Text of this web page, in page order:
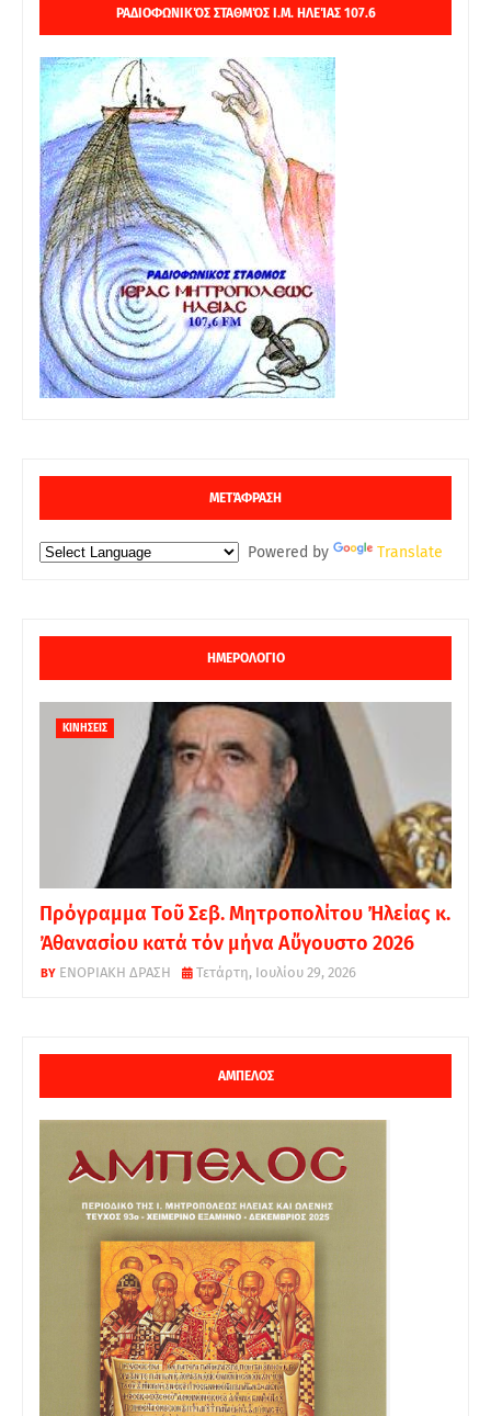
ΡΑΔΙΟΦΩΝΙΚΌΣ ΣΤΑΘΜΌΣ Ι.Μ. ΗΛΕΊΑΣ 107.6
ΜΕΤΆΦΡΑΣΗ
Powered by Translate
ΗΜΕΡΟΛΟΓΙΟ
ΚΙΝΗΣΕΙΣ
Πρόγραμμα Τοῦ Σεβ. Μητροπολίτου Ἠλείας κ.
Ἀθανασίου κατά τόν μήνα Αὔγουστο 2026
ΕΝΟΡΙΑΚΗ ΔΡΑΣΗ Τετάρτη, Ιουλίου 29, 2026
ΑΜΠΕΛΟΣ